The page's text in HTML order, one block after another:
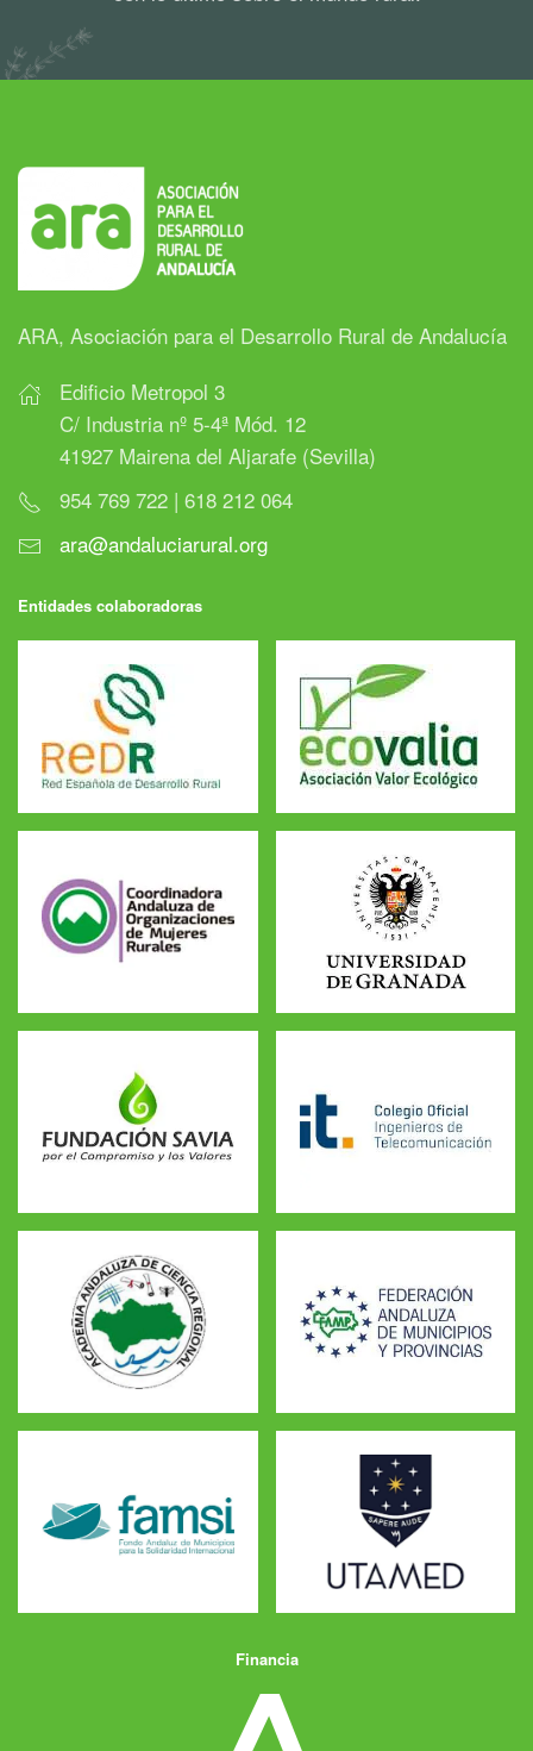
ARA, Asociación para el Desarrollo Rural de Andalucía
Edificio Metropol 3
C/ Industria nº 5-4ª Mód. 12
41927 Mairena del Aljarafe (Sevilla)
954 769 722 | 618 212 064
ara@andaluciarural.org
Entidades colaboradoras
Financia